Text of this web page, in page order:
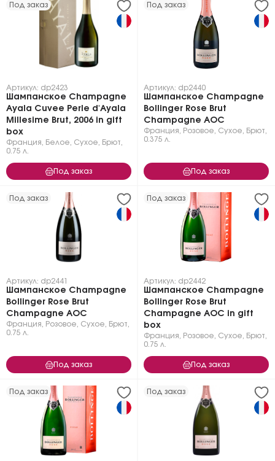
Под заказ
Артикул: dp2423
Шампанское Champagne
Ayala Cuvee Perle d'Ayala
Millesime Brut, 2006 in gift
box
Франция Белое Сухое, Брют
0.75 л.
Под заказ
Под заказ
Артикул: dp2440
Шампанское Champagne
Bollinger Rose Brut
Champagne AOC
Франция Розовое Сухое, Брют
0.375 л.
Под заказ
Под заказ
Артикул: dp2441
Шампанское Champagne
Bollinger Rose Brut
Champagne AOC
Франция Розовое Сухое, Брют
0.75 л.
Под заказ
Под заказ
Артикул: dp2442
Шампанское Champagne
Bollinger Rose Brut
Champagne AOC in gift
box
Франция Розовое Сухое, Брют
0.75 л.
Под заказ
Под заказ Под заказ